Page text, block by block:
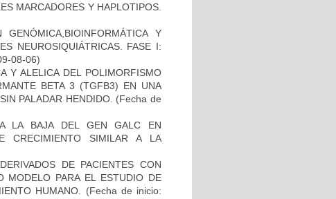
MARCADORES Y HAPLOTIPOS.
Y
NEUROSIQUIÁTRICAS. FASE I:
08-06)
Y ALELICA DEL POLIMORFISMO
BETA 3 (TGFB3) EN UNA
PALADAR HENDIDO. (Fecha de
LA BAJA DEL GEN GALC EN
CRECIMIENTO SIMILAR A LA
DE PACIENTES CON
MODELO PARA EL ESTUDIO DE
HUMANO.
(Fecha de inicio: